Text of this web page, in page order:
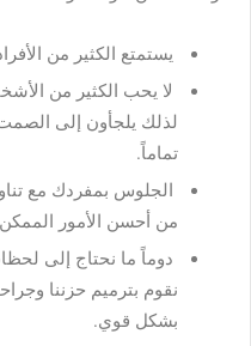
يستمتع الكثير من
لا يحب الكثير من
لذلك يلجأون إلى
تماماً.
الجلوس بمفردك مع
من أحسن الأمور
دوماً ما نحتاج إلى
نقوم بترميم حزننا
بشكل قوي.